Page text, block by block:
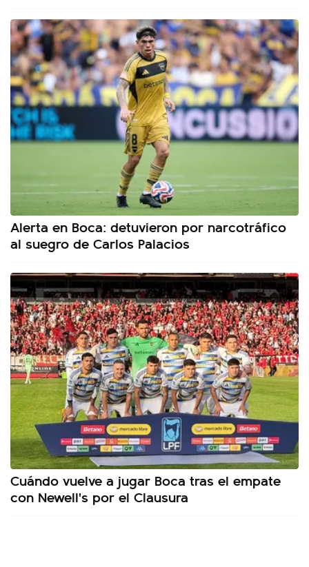
Alerta en Boca: detuvieron por narcotráfico
al suegro de Carlos Palacios
Cuándo vuelve a jugar Boca tras el empate
con Newell's por el Clausura